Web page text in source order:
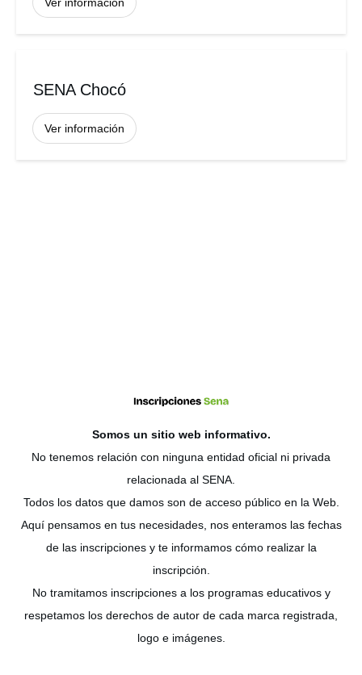
Ver información
SENA Chocó
Ver información
Somos un sitio web informativo.
No tenemos relación con ninguna entidad oficial ni privada
relacionada al SENA.
Todos los datos que damos son de acceso público en la Web.
Aquí pensamos en tus necesidades, nos enteramos las fechas
de las inscripciones y te informamos cómo realizar la
inscripción.
No tramitamos inscripciones a los programas educativos y
respetamos los derechos de autor de cada marca registrada,
logo e imágenes.